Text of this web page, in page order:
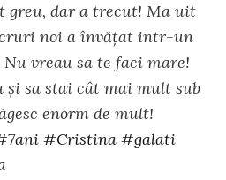
greu, dar a trecut! Ma uit
noi a învățat intr-un
vreau sa te faci mare!
și sa stai cât mai mult sub
enorm de mult!
#Cristina #galati